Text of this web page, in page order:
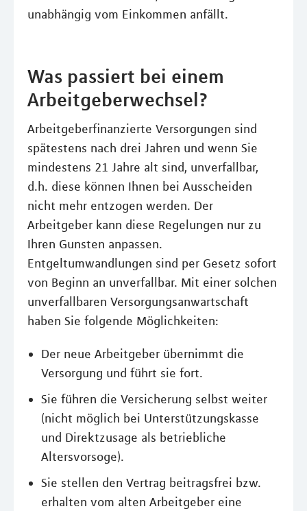
unabhängig vom Einkommen anfällt.
Was passiert bei einem
Arbeitgeberwechsel?
Arbeitgeberfinanzierte Versorgungen sind
spätestens nach drei Jahren und wenn Sie
mindestens 21 Jahre alt sind, unverfallbar,
d.h. diese können Ihnen bei Ausscheiden
nicht mehr entzogen werden. Der
Arbeitgeber kann diese Regelungen nur zu
Ihren Gunsten anpassen.
Entgeltumwandlungen sind per Gesetz sofort
von Beginn an unverfallbar. Mit einer solchen
unverfallbaren Versorgungsanwartschaft
haben Sie folgende Möglichkeiten:
Der neue Arbeitgeber übernimmt die
Versorgung und führt sie fort.
Sie führen die Versicherung selbst weiter
(nicht möglich bei Unterstützungskasse
und Direktzusage als betriebliche
Altersvorsoge).
Sie stellen den Vertrag beitragsfrei bzw.
erhalten vom alten Arbeitgeber eine